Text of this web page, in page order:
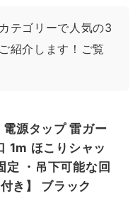
テゴリーで人気の3
紹介します！ご覧
電源タップ 雷ガー
1m ほこりシャッ
定 ・吊下可能な回
き】 ブラック